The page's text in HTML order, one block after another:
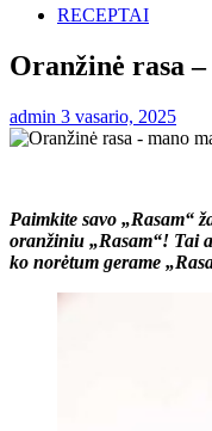
RECEPTAI
Oranžinė rasa
admin 3 vasario, 2025
Paimkite savo „Rasam“
oranžiniu „Rasam“! Tai
ko norėtum gerame